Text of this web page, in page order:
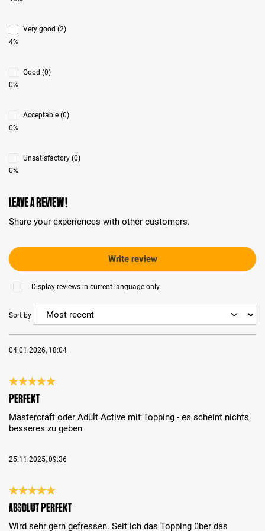
Very good (2)
4%
Good (0)
0%
Acceptable (0)
0%
Unsatisfactory (0)
0%
Leave a review!
Share your experiences with other customers.
Write review
Display reviews in current language only.
Sort by
04.01.2026, 18:04
Review with rating of 5 out of 5 stars
perfekt
Mastercraft oder Adult Active mit Topping - es scheint nichts
besseres zu geben
25.11.2025, 09:36
Review with rating of 5 out of 5 stars
Absolut perfekt
Wird sehr gern gefressen. Seit ich das Topping über das